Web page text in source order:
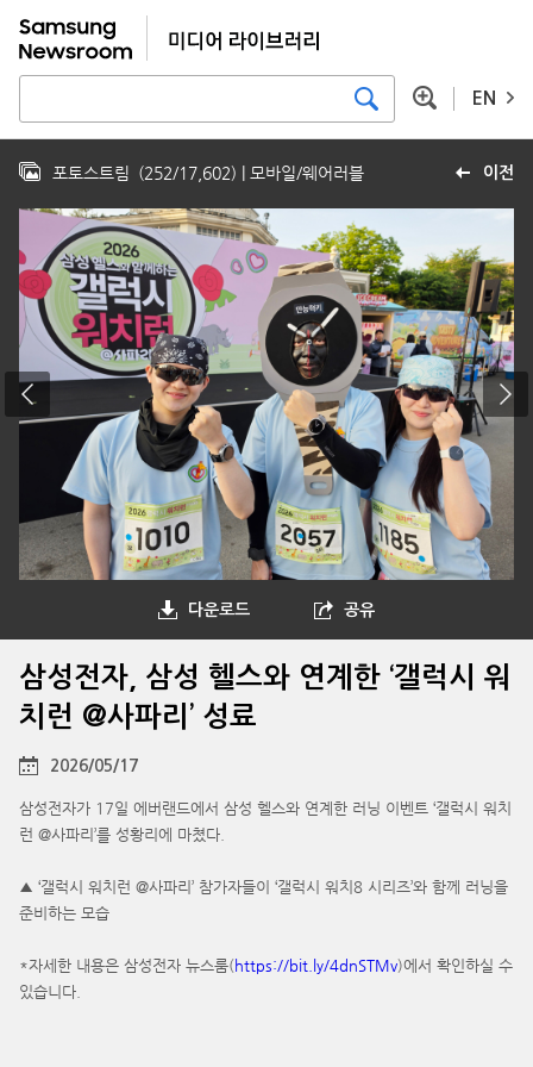
EN
이전
포토스트림 (252/17,602) | 모바일/웨어러블
다운로드 공유
삼성전자, 삼성 헬스와 연계한 ‘갤럭시 워
치런 @사파리’ 성료
2026/05/17
삼성전자가 17일 에버랜드에서 삼성 헬스와 연계한 러닝 이벤트 ‘갤럭시 워치
런 @사파리’를 성황리에 마쳤다.
▲ ‘갤럭시 워치런 @사파리’ 참가자들이 ‘갤럭시 워치8 시리즈’와 함께 러닝을
준비하는 모습
*자세한 내용은 삼성전자 뉴스룸(https://bit.ly/4dnSTMv)에서 확인하실 수
있습니다.